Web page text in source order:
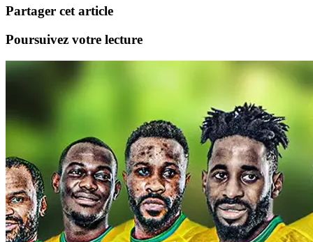
Partager cet article
Poursuivez votre lecture